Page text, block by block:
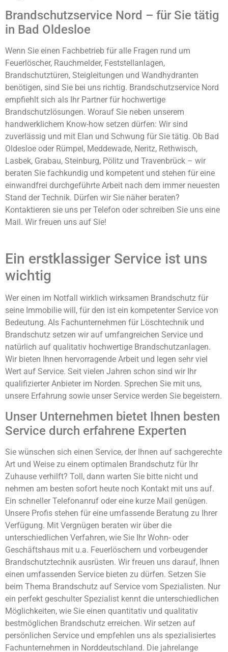
Brandschutzservice Nord – für Sie tätig
in Bad Oldesloe
Wenn Sie einen Fachbetrieb für alle Fragen rund um
Feuerlöscher, Rauchmelder, Feststellanlagen,
Brandschutztüren, Steigleitungen und Wandhydranten
benötigen, sind Sie bei uns richtig. Brandschutzservice Nord
empfiehlt sich als Ihr Partner für hochwertige
Brandschutzlösungen. Worauf Sie neben unserem
handwerklichem Know-how setzen dürfen: Wir sind
zuverlässig und mit Elan und Schwung für Sie tätig. Ob Bad
Oldesloe oder Rümpel, Meddewade, Neritz, Rethwisch,
Lasbek, Grabau, Steinburg, Pölitz und Travenbrück – wir
beraten Sie fachkundig und kompetent und stehen für eine
einwandfrei durchgeführte Arbeit nach dem immer neuesten
Stand der Technik. Dürfen wir Sie näher beraten?
Kontaktieren sie uns per Telefon oder schreiben Sie uns eine
Mail. Wir freuen uns auf Sie!
Ein erstklassiger Service ist uns
wichtig
Wer einen im Notfall wirklich wirksamen Brandschutz für
seine Immobilie will, für den ist ein kompetenter Service von
Bedeutung. Als Fachunternehmen für Löschtechnik und
Brandschutz setzen wir auf umfangreichen Service und
natürlich auf qualitativ hochwertige Brandschutzanlagen.
Wir bieten Ihnen hervorragende Arbeit und legen sehr viel
Wert auf Service. Seit vielen Jahren schon sind wir Ihr
qualifizierter Anbieter im Norden. Sprechen Sie mit uns,
unsere Erfahrung sowie unser Service werden Sie begeistern.
Unser Unternehmen bietet Ihnen besten
Service durch erfahrene Experten
Sie wünschen sich einen Service, der Ihnen auf sachgerechte
Art und Weise zu einem optimalen Brandschutz für Ihr
Zuhause verhilft? Toll, dann warten Sie bitte nicht und
nehmen am besten sofort heute noch Kontakt mit uns auf.
Ein schneller Telefonanruf oder eine kurze Mail genügen.
Unsere Profis stehen für eine umfassende Beratung zu Ihrer
Verfügung. Mit Vergnügen beraten wir über die
unterschiedlichen Verfahren, wie Sie Ihr Wohn- oder
Geschäftshaus mit u.a. Feuerlöschern und vorbeugender
Brandschutztechnik ausrüsten. Wir freuen uns darauf, Ihnen
einen umfassenden Service bieten zu dürfen. Setzen Sie
beim Thema Brandschutz auf Service vom Spezialisten. Nur
ein perfekt geschulter Spezialist kennt die unterschiedlichen
Möglichkeiten, wie Sie einen quantitativ und qualitativ
bestmöglichen Brandschutz erreichen. Wir setzen auf
persönlichen Service und empfehlen uns als spezialisiertes
Fachunternehmen in Norddeutschland. Die jahrelange